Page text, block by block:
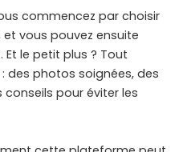
commencez par choisir
vous pouvez ensuite
le petit plus ? Tout
des photos soignées, des
pour éviter les